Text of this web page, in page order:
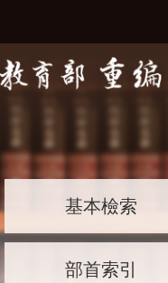
基本檢索
部首索引